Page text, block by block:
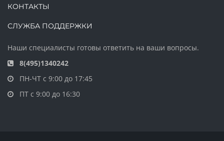
КОНТАКТЫ
СЛУЖБА ПОДДЕРЖКИ
Наши специалисты готовы ответить на ваши вопросы.
8(495)1340242
ПН-ЧТ с 9:00 до 17:45
ПТ с 9:00 до 16:30